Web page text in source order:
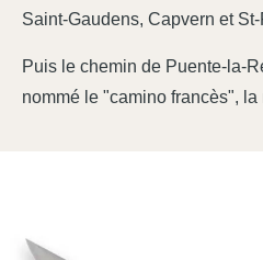
Saint-Gaudens, Capvern et
Puis le chemin de Puente-la-
nommé le "camino francès",